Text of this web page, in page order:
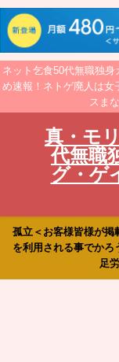
ネット乞食50代無職独
め速報！ネトゲ廃人は女
スま
真・モ
代無職
グ・ゲ
孤立＜お客様皆様が掲
を利用される事でかろ
足